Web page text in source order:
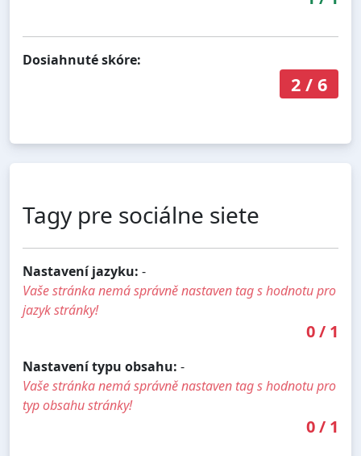
Dosiahnuté skóre:
2/ 6
Tagy pre sociálne siete
Nastavení jazyku: -
Vaše stránka nemá správně nastaven tag s hodnotu pro
jazyk stránky!
0/ 1
Nastavení typu obsahu: -
Vaše stránka nemá správně nastaven tag s hodnotu pro
typ obsahu stránky!
0/ 1